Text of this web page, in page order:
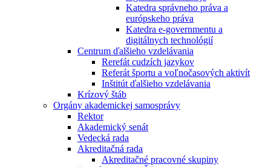
Katedra správneho práva a
európskeho práva
Katedra e-governmentu a
digitálnych technológií
Centrum ďalšieho vzdelávania
Rerefát cudzích jazykov
Referát športu a voľnočasových aktivít
Inštitút ďalšieho vzdelávania
Krízový štáb
Orgány akademickej samosprávy
Rektor
Akademický senát
Vedecká rada
Akreditačná rada
Akreditačné pracovné skupiny